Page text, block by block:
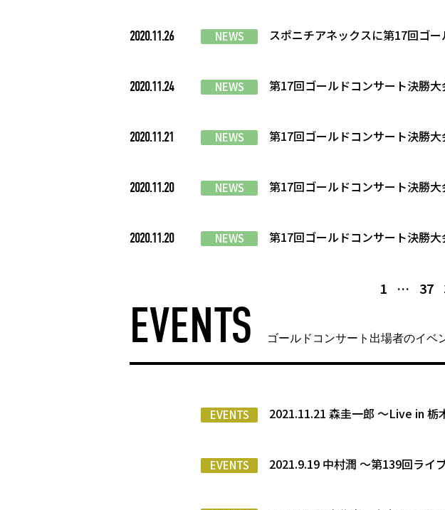
2020.11.26 NEWS スポニチアネックスに第17回ゴ
2020.11.24 NEWS 第17回ゴールドコンサート決勝
2020.11.21 NEWS 第17回ゴールドコンサート決勝
2020.11.20 NEWS 第17回ゴールドコンサート決勝
2020.11.20 NEWS 第17回ゴールドコンサート決勝
1 … 37
EVENTS ゴールドコンサート出場者のイベ
EVENTS 2021.11.21 森圭一郎 ～Live in 栃
EVENTS 2021.9.19 中村潤 ～第139回ライ